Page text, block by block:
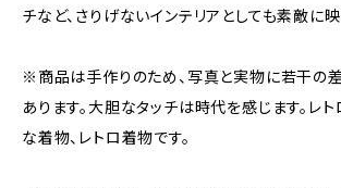
チなど、さりげないインテリアとしても素敵に映
※商品は手作りのため、写真と実物に若干の
あります。大胆なタッチは時代を感じます。レ
な着物、レトロ着物です。